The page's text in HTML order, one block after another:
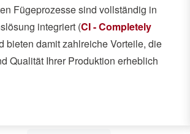
Fügeprozesse sind vollständig in
integriert (CI - Completely
bieten damit zahlreiche Vorteile, die
Qualität Ihrer Produktion erheblich